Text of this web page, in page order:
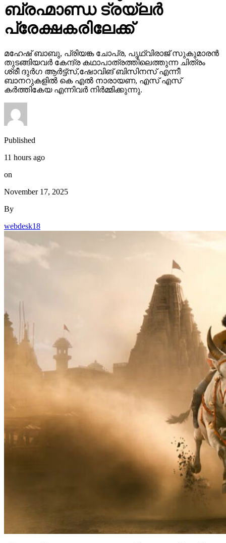
ബ്രഹ്മാണ്ഡ ട്രയ്ലർ
പ്രേക്ഷകരിലേക്ക്
മഹേഷ് ബാബു, പ്രിയങ്ക ചോപ്ര, പൃഥ്വിരാജ് സുകുമാരൻ
തുടങ്ങിയവർ കേന്ദ്ര കഥാപാത്രത്തിലെത്തുന്ന ചിത്രം
ശ്രീ ദുർഗ ആർട്ട്സ്,ഷോവിങ് ബിസിനസ് എന്നീ
ബാനറുകളിൽ കെ എൽ നാരായണ, എസ് എസ്
കർത്തികേയ എന്നിവർ നിർമ്മിക്കുന്നു.
Published
11 hours ago
on
November 17, 2025
By
webdesk18